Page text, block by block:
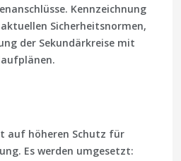
Kennzeichnung
aktuellen Sicherheitsnormen,
der Sekundärkreise mit
auf höheren Schutz für
Es werden umgesetzt: